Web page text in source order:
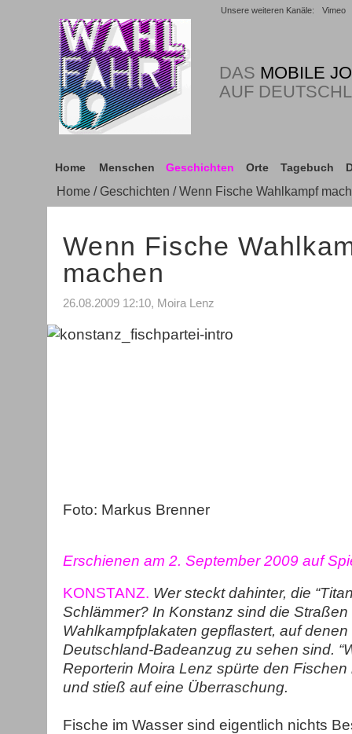
Unsere weiteren Kanäle: Vimeo
DAS MOBILE
AUF
Home Menschen Geschichten Orte Tagebuch
Home / Geschichten / Wenn Fische Wahlkampf
Wenn Fische
machen
26.08.2009 12:10, Moira Lenz
Foto: Markus Brenner
Erschienen am 2. September 2009 auf
KONSTANZ. Wer steckt dahinter, die
Schlämmer? In Konstanz sind die
Wahlkampfplakaten gepflastert, auf
Deutschland-Badeanzug zu sehen sind.
Reporterin Moira Lenz spürte den
und stieß auf eine Überraschung.
Fische im Wasser sind eigentlich nichts